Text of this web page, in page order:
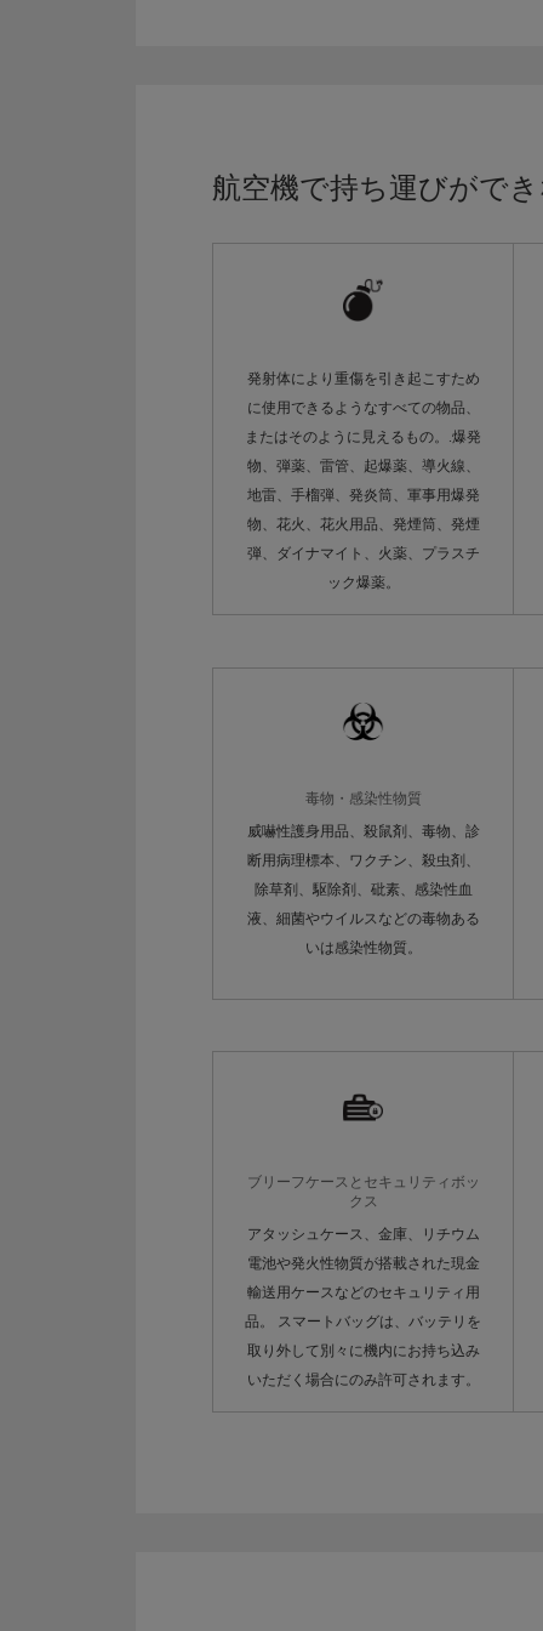
航空機で持ち運びがで
発射体により重傷を引き起こすため
に使用できるようなすべての物品、
またはそのように見えるもの。.爆発
物、弾薬、雷管、起爆薬、導火線、
地雷、手榴弾、発炎筒、軍事用爆発
物、花火、花火用品、発煙筒、発煙
弾、ダイナマイト、火薬、プラスチ
ック爆薬。
毒物・感染性物質
威嚇性護身用品、殺鼠剤、毒物、診
断用病理標本、ワクチン、殺虫剤、
除草剤、駆除剤、砒素、感染性血
液、細菌やウイルスなどの毒物ある
いは感染性物質。
ブリーフケースとセキュリティボッ
クス
アタッシュケース、金庫、リチウム
電池や発火性物質が搭載された現金
輸送用ケースなどのセキュリティ用
品。 スマートバッグは、バッテリを
取り外して別々に機内にお持ち込み
いただく場合にのみ許可されます。